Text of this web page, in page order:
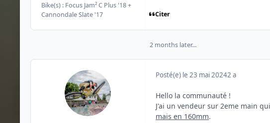
Bike(s) : Focus Jam² C Plus '18 +
Cannondale Slate '17
Citer
2 months later...
Posté(e) le 23 mai 20242 a
Hello la communauté !
J'ai un vendeur sur 2eme main
mais en 160mm.